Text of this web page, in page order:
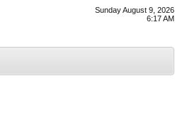
Sunday August 9, 2026
6:17 AM